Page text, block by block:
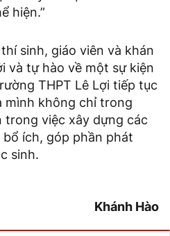
hiện.”
sinh, giáo viên và khán
và tự hào về một sự kiện
THPT Lê Lợi tiếp tục
mình không chỉ trong
trong việc xây dựng các
ích, góp phần phát
sinh.
Khánh Hào